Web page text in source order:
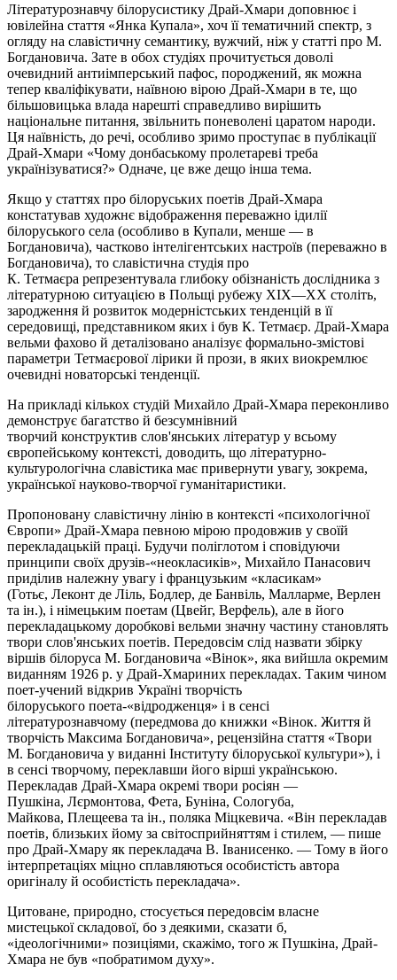
Літературознавчу білорусистику Драй-Хмари доповнює і
ювілейна стаття «Янка Купала», хоч її тематичний спектр, з
огляду на славістичну семантику, вужчий, ніж у статті про М.
Богдановича. Зате в обох студіях прочитується доволі
очевидний антиімперський пафос, породжений, як можна
тепер кваліфікувати, наївною вірою Драй-Хмари в те, що
більшовицька влада нарешті справедливо вирішить
національне питання, звільнить поневолені царатом народи.
Ця наївність, до речі, особливо зримо проступає в публікації
Драй-Хмари «Чому донбаському пролетареві треба
українізуватися?» Одначе, це вже дещо інша тема.
Якщо у статтях про білоруських поетів Драй-Хмара
констатував художнє відображення переважно ідилії
білоруського села (особливо в Купали, менше — в
Богдановича), частково інтелігентських настроїв (переважно в
Богдановича), то славістична студія про
К. Тетмаєра репрезентувала глибоку обізнаність дослідника з
літературною ситуацією в Польщі рубежу XIX—XX століть,
зародження й розвиток модерністських тенденцій в її
середовищі, представником яких і був К. Тетмаєр. Драй-Хмара
вельми фахово й деталізовано аналізує формально-змістові
параметри Тетмаєровоїлірики й прози, в яких виокремлює
очевидні новаторські тенденції.
На прикладі кількох студій Михайло Драй-Хмара переконливо
демонструє багатство й безсумнівний
творчий конструктив слов'янських літератур у всьому
європейському контексті, доводить, що літературно-
культурологічна славістика має привернути увагу, зокрема,
української науково-творчої гуманітаристики.
Пропоновану славістичну лінію в контексті «психологічної
Європи» Драй-Хмара певною мірою продовжив у своїй
перекладацькій праці. Будучи поліглотом і сповідуючи
принципи своїх друзів-«неокласиків», Михайло Панасович
приділив належну увагу і французьким «класикам»
(Готьє, Леконт де Ліль, Бодлер, де Банвіль, Малларме, Верлен
та ін.), і німецьким поетам (Цвейг, Верфель), але в його
перекладацькому доробкові вельми значну частину становлять
твори слов'янських поетів. Передовсім слід назвати збірку
віршів білоруса М. Богдановича «Вінок», яка вийшла окремим
виданням 1926 р. у Драй-Хмариних перекладах. Таким чином
поет-учений відкрив Україні творчість
білоруського поета-«відродженця» і в сенсі
літературознавчому (передмова до книжки «Вінок. Життя й
творчість Максима Богдановича», рецензійна стаття «Твори
М. Богдановича у виданні Інституту білоруської культури»), і
в сенсі творчому, переклавши його вірші українською.
Перекладав Драй-Хмара окремі твори росіян —
Пушкіна, Лєрмонтова, Фета, Буніна, Сологуба,
Майкова, Плещеева та ін., поляка Міцкевича. «Він перекладав
поетів, близьких йому за світосприйняттям і стилем, — пише
про Драй-Хмару як перекладача В. Іванисенко. — Тому в його
інтерпретаціях міцно сплавляються особистість автора
оригіналу й особистість перекладача».
Цитоване, природно, стосується передовсім власне
мистецькоїскладової, бо з деякими, сказати б,
«ідеологічними» позиціями, скажімо, того ж Пушкіна, Драй-
Хмара не був «побратимом духу».